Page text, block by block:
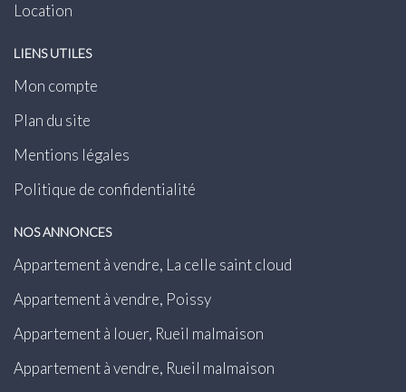
Location
LIENS UTILES
Mon compte
Plan du site
Mentions légales
Politique de confidentialité
NOS ANNONCES
Appartement à vendre, La celle saint cloud
Appartement à vendre, Poissy
Appartement à louer, Rueil malmaison
Appartement à vendre, Rueil malmaison